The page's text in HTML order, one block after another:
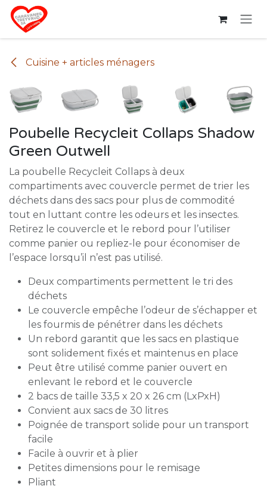
Se rendre au contenu
Cuisine + articles ménagers
Poubelle Recycleit Collaps Shadow
Green Outwell
La poubelle Recycleit Collaps à deux
compartiments avec couvercle permet de trier les
déchets dans des sacs pour plus de commodité
tout en luttant contre les odeurs et les insectes.
Retirez le couvercle et le rebord pour l’utiliser
comme panier ou repliez-le pour économiser de
l’espace lorsqu’il n’est pas utilisé.
Deux compartiments permettent le tri des
déchets
Le couvercle empêche l’odeur de s’échapper et
les fourmis de pénétrer dans les déchets
Un rebord garantit que les sacs en plastique
sont solidement fixés et maintenus en place
Peut être utilisé comme panier ouvert en
enlevant le rebord et le couvercle
2 bacs de taille 33,5 x 20 x 26 cm (LxPxH)
Convient aux sacs de 30 litres
Poignée de transport solide pour un transport
facile
Facile à ouvrir et à plier
Petites dimensions pour le remisage
Pliant